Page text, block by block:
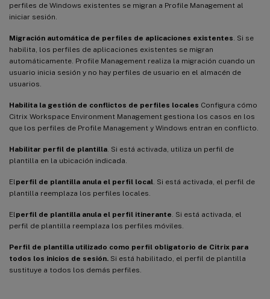
perfiles de Windows existentes se migran a Profile Management al
iniciar sesión.
Migración automática de perfiles de aplicaciones existentes . Si se
habilita, los perfiles de aplicaciones existentes se migran
automáticamente. Profile Management realiza la migración cuando un
usuario inicia sesión y no hay perfiles de usuario en el almacén de
usuarios.
Habilita la gestión de conflictos de perfiles locales Configura cómo
Citrix Workspace Environment Management gestiona los casos en los
que los perfiles de Profile Management y Windows entran en conflicto.
Habilitar perfil de plantilla . Si está activada, utiliza un perfil de
plantilla en la ubicación indicada.
El perfil de plantilla anula el perfil local . Si está activada, el perfil de
plantilla reemplaza los perfiles locales.
El perfil de plantilla anula el perfil itinerante . Si está activada, el
perfil de plantilla reemplaza los perfiles móviles.
Perfil de plantilla utilizado como perfil obligatorio de Citrix para
todos los inicios de sesión. Si está habilitado, el perfil de plantilla
sustituye a todos los demás perfiles.